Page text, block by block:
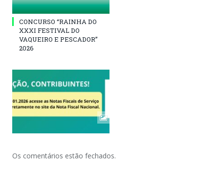
CONCURSO “RAINHA DO
XXXI FESTIVAL DO
VAQUEIRO E PESCADOR”
2026
Os comentários estão fechados.